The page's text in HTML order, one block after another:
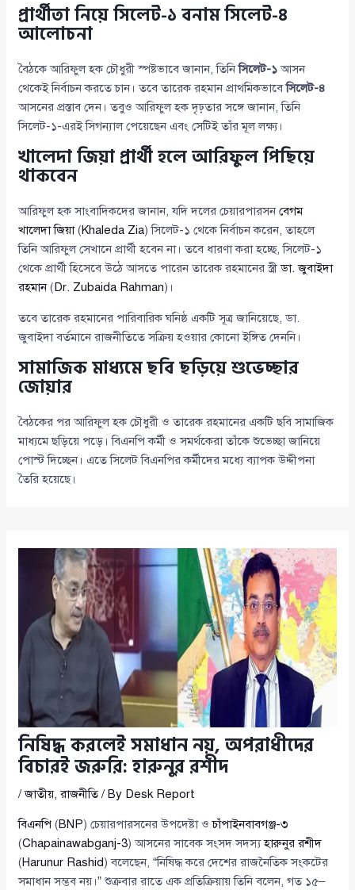
প্রার্থীতা নিয়ে সিলেট-১ বনাম সিলেট-৪
আলোচনা
বৈঠকে আরিফুল হক চৌধুরী স্পষ্টভাবে জানান, তিনিসিলেট-১আসন
থেকেই নির্বাচন করতে চান। তবে তারেক রহমান প্রাথমিকভাবেসিলেট-৪
আসনের প্রস্তাব দেন। তবুও আরিফুল হক দৃঢ়তার সঙ্গে জানান, তিনি
সিলেট-১-এরই সিগন্যাল পেয়েছেন এবং সেটিই তাঁর মূল লক্ষ্য।
খালেদা জিয়া প্রার্থী হলে আরিফুল পিছিয়ে
থাকবেন
আরিফুল হক সাংবাদিকদের জানান, যদি দলের চেয়ারপারসনবেগম
খালেদা জিয়া(Khaleda Zia) সিলেট-১ থেকে নির্বাচন করেন, তাহলে
তিনি আরিফুল সেখানে প্রার্থী হবেন না। তবে ধারণা করা হচ্ছে, সিলেট-১
থেকে প্রার্থী হিসেবে উঠে আসতে পারেন তারেক রহমানের স্ত্রীডা. জুবাইদা
রহমান( Dr. Zubaida Rahman)।
তবে তারেক রহমানের পারিবারিক ঘনিষ্ঠ একটি সূত্র জানিয়েছে, ডা.
জুবাইদা বর্তমানে রাজনীতিতে সক্রিয় হওয়ার কোনো ইঙ্গিত দেননি।
সামাজিক মাধ্যমে ছবি ছড়িয়ে শুভেচ্ছার
জোয়ার
বৈঠকের পর আরিফুল হক চৌধুরী ও তারেক রহমানের একটি ছবি সামাজিক
মাধ্যমে ছড়িয়ে পড়ে। বিএনপি কর্মী ও সমর্থকেরা তাঁকে শুভেচ্ছা জানিয়ে
পোস্ট দিচ্ছেন। এতে সিলেট বিএনপির কর্মীদের মধ্যে ব্যাপক উদ্দীপনা
তৈরি হয়েছে।
নিষিদ্ধ করলেই সমাধান নয়, অপরাধীদের
বিচারই জরুরি: হারুনুর রশীদ
/জাতীয়,রাজনীতি/ By Desk Report
বিএনপি (BNP) চেয়ারপারসনের উপদেষ্টা ওচাঁপাইনবাবগঞ্জ-৩
(Chapainawabganj-3) আসনের সাবেক সংসদ সদস্যহারুনুর রশীদ
(Harunur Rashid) বলেছেন, “নিষিদ্ধ করে দেশের রাজনৈতিক সংকটের
সমাধান সম্ভব নয়।” শুক্রবার রাতে এক প্রতিক্রিয়ায় তিনি বলেন, গত ১৫–